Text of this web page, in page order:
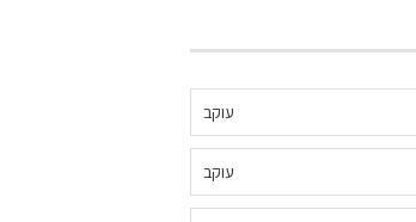
עוקב
עוקב